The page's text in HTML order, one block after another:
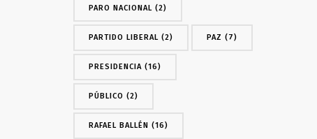
PARO NACIONAL(2)
PARTIDO LIBERAL(2) PAZ (7)
PRESIDENCIA(16)
PÚBLICO (2)
RAFAEL BALLÉN (16)